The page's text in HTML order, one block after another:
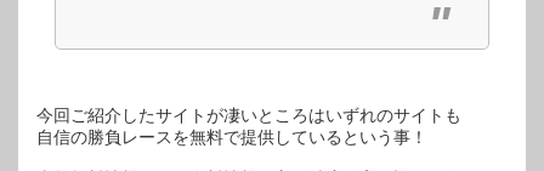
今回ご紹介したサイトが凄いところはいずれのサイトも
自信の勝負レースを無料で提供しているという事！